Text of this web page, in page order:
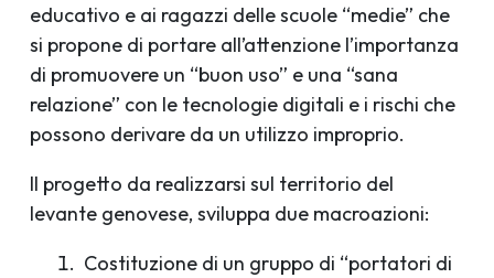
educativo e ai ragazzi delle scuole “medie” che
si propone di portare all’attenzione l’importanza
di promuovere un “buon uso” e una “sana
relazione” con le tecnologie digitali e i rischi che
possono derivare da un utilizzo improprio.
Il progetto da realizzarsi sul territorio del
levante genovese, sviluppa due macroazioni:
Costituzione di un gruppo di “portatori di